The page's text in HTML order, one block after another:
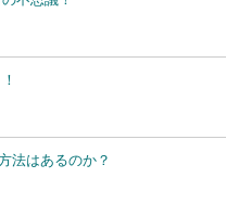
法はあるのか？